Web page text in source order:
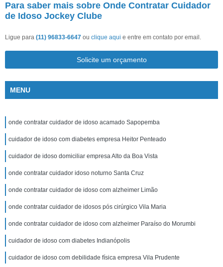
Para saber mais sobre Onde Contratar Cuidador
de Idoso Jockey Clube
Ligue para (11) 96833-6647 ou clique aqui e entre em contato por email.
Solicite um orçamento
MENU
onde contratar cuidador de idoso acamado Sapopemba
cuidador de idoso com diabetes empresa Heitor Penteado
cuidador de idoso domiciliar empresa Alto da Boa Vista
onde contratar cuidador idoso noturno Santa Cruz
onde contratar cuidador de idoso com alzheimer Limão
onde contratar cuidador de idosos pós cirúrgico Vila Maria
onde contratar cuidador de idoso com alzheimer Paraíso do Morumbi
cuidador de idoso com diabetes Indianópolis
cuidador de idoso com debilidade física empresa Vila Prudente